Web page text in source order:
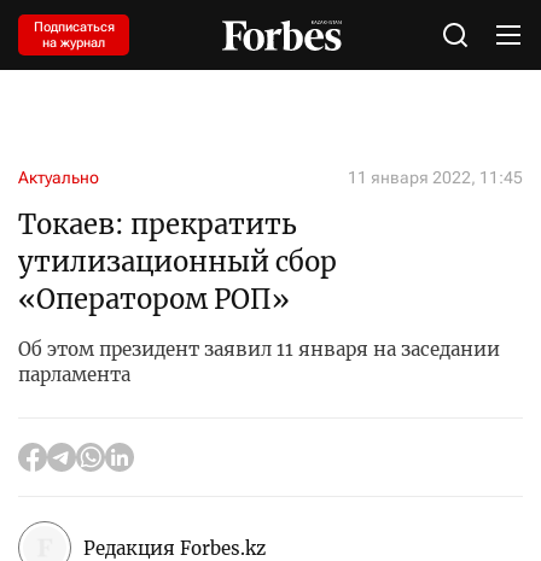
Подписаться
на журнал
Актуально 11 января 2022, 11:45
Токаев: прекратить
утилизационный сбор
«Оператором РОП»
Об этом президент заявил 11 января на заседании
парламента
Редакция Forbes.kz